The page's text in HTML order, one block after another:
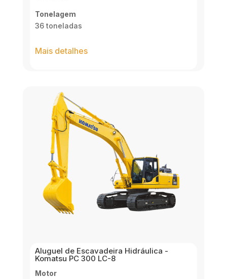
Tonelagem
36 toneladas
Mais detalhes
Aluguel de Escavadeira Hidráulica -
Komatsu PC 300 LC-8
Motor